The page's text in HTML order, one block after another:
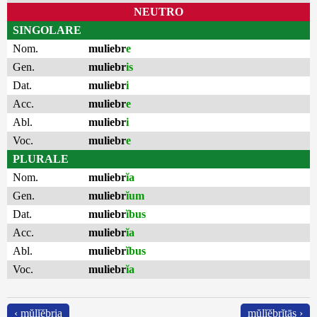
NEUTRO
SINGOLARE
Nom.
muliebre
Gen.
muliebris
Dat.
muliebri
Acc.
muliebre
Abl.
muliebri
Voc.
muliebre
PLURALE
Nom.
muliebrĭa
Gen.
muliebrĭum
Dat.
muliebrĭbus
Acc.
muliebrĭa
Abl.
muliebrĭbus
Voc.
muliebrĭa
‹ mŭlĭĕbria mŭlĭĕbrĭtās ›